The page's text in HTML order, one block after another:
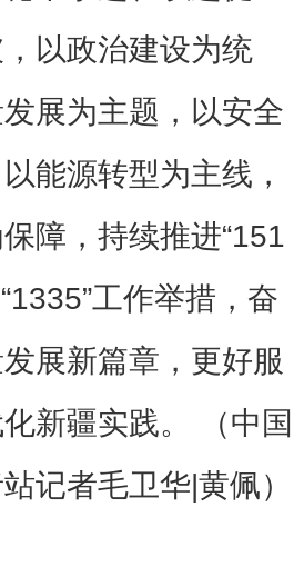
以政治建设为统
展为主题，以安全
能源转型为主线，
障，持续推进“151
工作举措，奋
展新篇章，更好服
新疆实践。 （中国
记者毛卫华|黄佩）